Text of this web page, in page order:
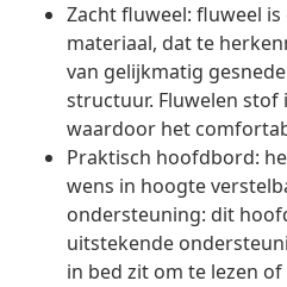
Zacht fluweel: fluweel is
materiaal, dat te
van gelijkmatig
structuur. Fluwelen stof
waardoor het
Praktisch hoofdbord:
wens in hoogte
ondersteuning: dit
uitstekende
in bed zit om te lezen